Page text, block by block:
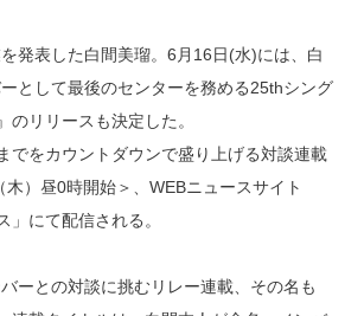
o
o
k
発表した白間美瑠。6月16日(水)には、白
として最後のセンターを務める25thシング
のリリースも決定した。
でをカウントダウンで盛り上げる対談連載
）昼0時開始＞、WEBニュースサイト
」にて配信される。
ーとの対談に挑むリレー連載、その名も